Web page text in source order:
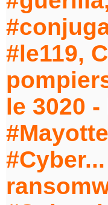
#le119,
le 3020